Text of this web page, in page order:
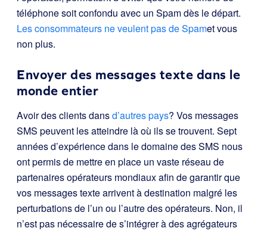
téléphone soit confondu avec un Spam dès le départ.
Les consommateurs ne veulent pas de Spamet vous
non plus.
Envoyer des messages texte dans le
monde entier
Avoir des clients dansd’autres pays? Vos messages
SMS peuvent les atteindre là où ils se trouvent. Sept
années d’expérience dans le domaine des SMS nous
ont permis de mettre en place un vaste réseau de
partenaires opérateurs mondiaux afin de garantir que
vos messages texte arrivent à destination malgré les
perturbations de l’un ou l’autre des opérateurs. Non, il
n’est pas nécessaire de s’intégrer à des agrégateurs